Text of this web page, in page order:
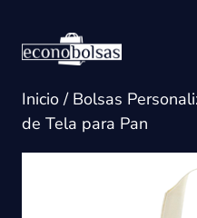
contenido
Inicio/ Bolsas
de Tela para Pan